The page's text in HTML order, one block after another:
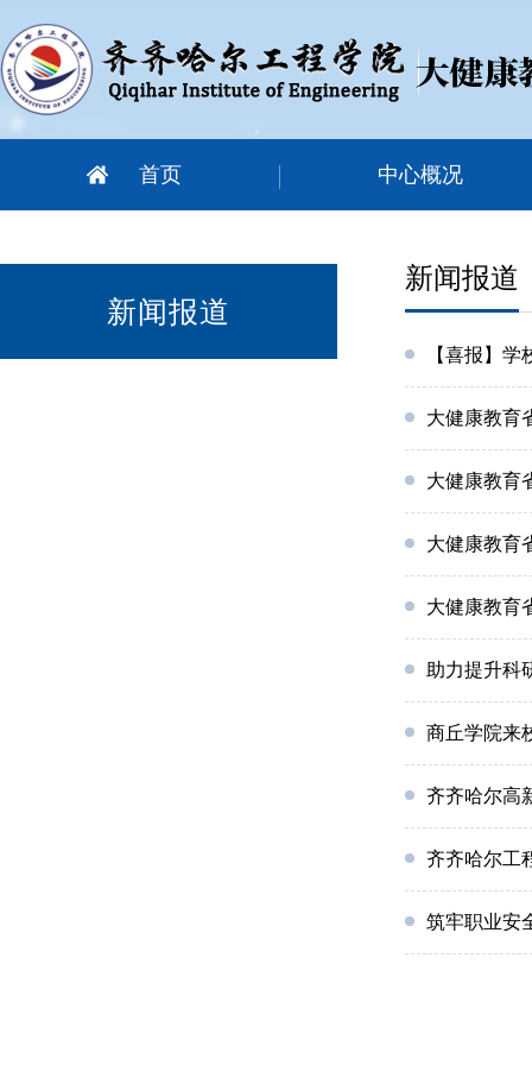
首页 中心概况
新闻报道
新闻报道
【喜报】
大健康教育
大健康教育
大健康教育
大健康教育
助力提升科
商丘学院来
齐齐哈尔高
齐齐哈尔工
筑牢职业安